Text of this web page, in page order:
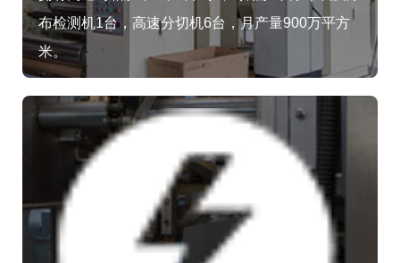
布检测机1台，高速分切机6台，月产量900万平方
米。